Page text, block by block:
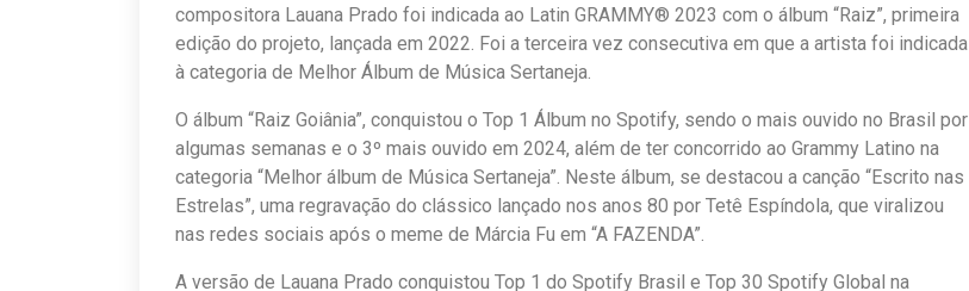
compositora Lauana Prado foi indicada ao Latin GRAMMY® 2023 com o álbum “Raiz”, primeira
edição do projeto, lançada em 2022. Foi a terceira vez consecutiva em que a artista foi indicada
à categoria de Melhor Álbum de Música Sertaneja.
O álbum “Raiz Goiânia”, conquistou o Top 1 Álbum no Spotify, sendo o mais ouvido no Brasil por
algumas semanas e o 3º mais ouvido em 2024, além de ter concorrido ao Grammy Latino na
categoria “Melhor álbum de Música Sertaneja”. Neste álbum, se destacou a canção “Escrito nas
Estrelas”, uma regravação do clássico lançado nos anos 80 por Tetê Espíndola, que viralizou
nas redes sociais após o meme de Márcia Fu em “A FAZENDA”.
A versão de Lauana Prado conquistou Top 1 do Spotify Brasil e Top 30 Spotify Global na